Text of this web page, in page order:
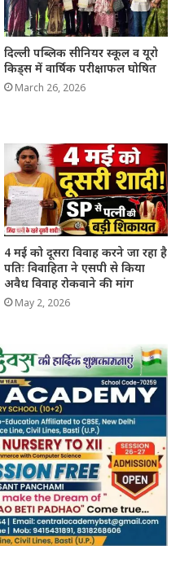
दिल्ली पब्लिक सीनियर स्कूल व यूरो
किड्स में वार्षिक परीक्षाफल घोषित
March 26, 2026
4 मई को दूसरा विवाह करने जा रहा है
पतिः विवाहिता ने एसपी से किया
अवैध विवाह रोकवाने की मांग
May 2, 2026